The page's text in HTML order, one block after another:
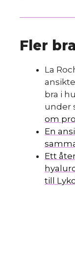
Fler
La
bra i
under
om
En
Ett
till